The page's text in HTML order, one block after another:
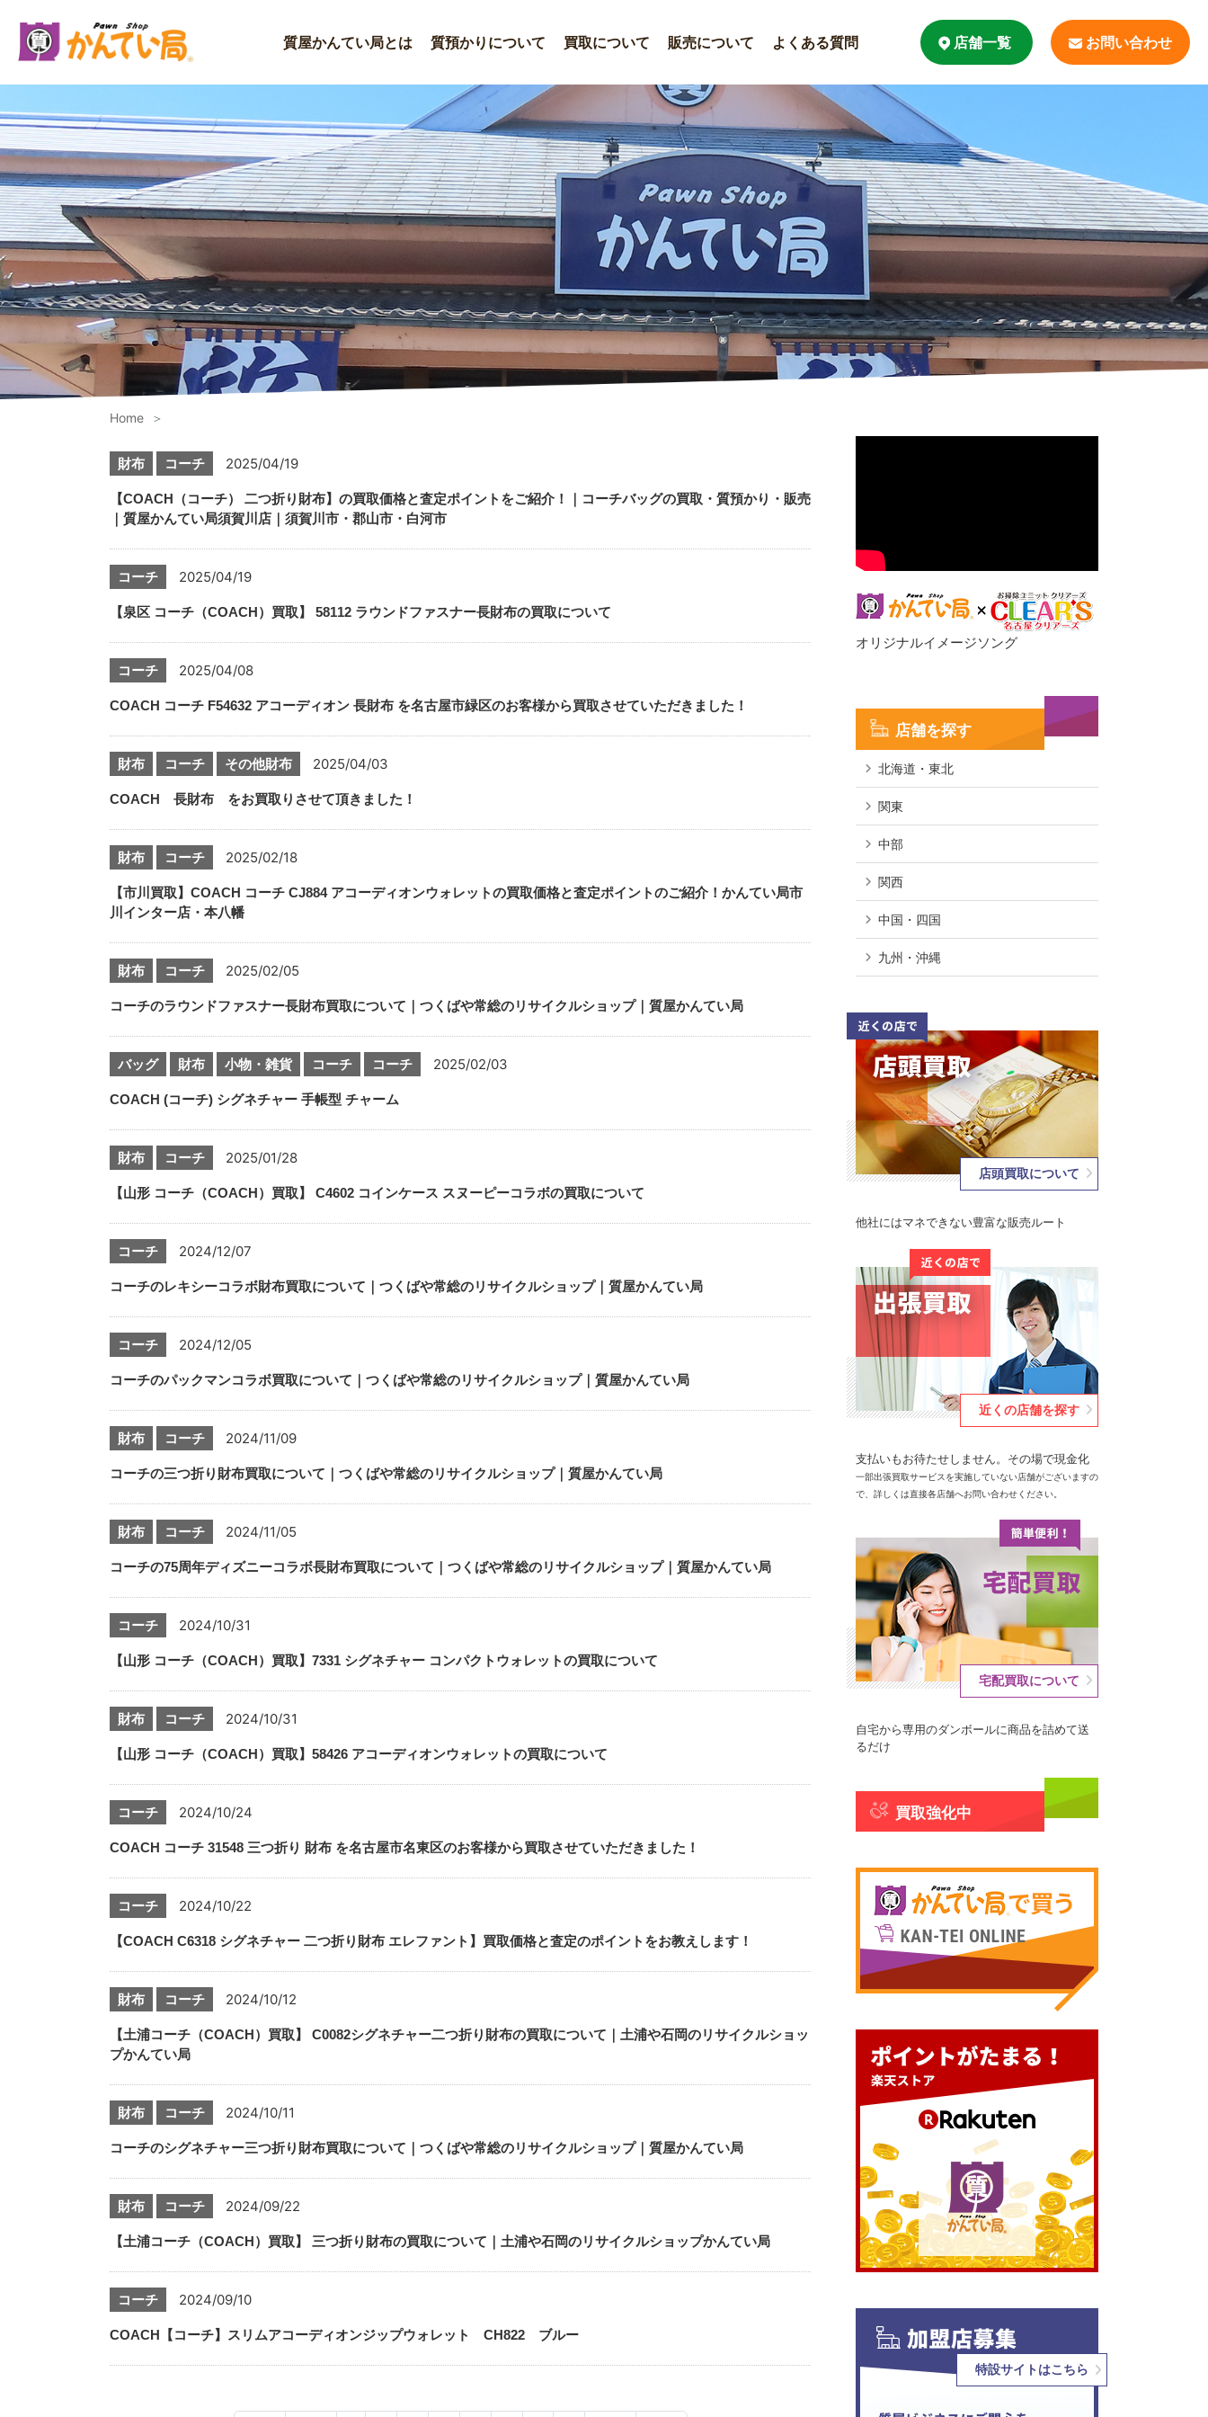
プ
質屋かんてい局とは 質預かりについて 買取について 販売について よくある質問 店舗一覧 お問い合わせ
Home
財布 コーチ 2025/04/19
【COACH（コーチ） 二つ折り財布】の買取価格と査定ポイントをご紹介！｜コーチバッグの買取・質預かり・販売
｜質屋かんてい局須賀川店｜須賀川市・郡山市・白河市
コーチ 2025/04/19
【泉区 コーチ（COACH）買取】 58112 ラウンドファスナー長財布の買取について
コーチ 2025/04/08
COACH コーチ F54632 アコーディオン 長財布 を名古屋市緑区のお客様から買取させていただきました！
財布 コーチ その他財布 2025/04/03
COACH 長財布 をお買取りさせて頂きました！
財布 コーチ 2025/02/18
【市川買取】COACH コーチ CJ884 アコーディオンウォレットの買取価格と査定ポイントのご紹介！かんてい局市
川インター店・本八幡
財布 コーチ 2025/02/05
コーチのラウンドファスナー長財布買取について｜つくばや常総のリサイクルショップ｜質屋かんてい局
バッグ 財布 小物・雑貨 コーチ コーチ 2025/02/03
COACH (コーチ) シグネチャー 手帳型 チャーム
財布 コーチ 2025/01/28
【山形 コーチ（COACH）買取】 C4602 コインケース スヌーピーコラボの買取について
コーチ 2024/12/07
コーチのレキシーコラボ財布買取について｜つくばや常総のリサイクルショップ｜質屋かんてい局
コーチ 2024/12/05
コーチのパックマンコラボ買取について｜つくばや常総のリサイクルショップ｜質屋かんてい局
財布 コーチ 2024/11/09
コーチの三つ折り財布買取について｜つくばや常総のリサイクルショップ｜質屋かんてい局
財布 コーチ 2024/11/05
コーチの75周年ディズニーコラボ長財布買取について｜つくばや常総のリサイクルショップ｜質屋かんてい局
コーチ 2024/10/31
【山形 コーチ（COACH）買取】7331 シグネチャー コンパクトウォレットの買取について
財布 コーチ 2024/10/31
【山形 コーチ（COACH）買取】58426 アコーディオンウォレットの買取について
コーチ 2024/10/24
COACH コーチ 31548 三つ折り 財布 を名古屋市名東区のお客様から買取させていただきました！
コーチ 2024/10/22
【COACH C6318 シグネチャー 二つ折り財布 エレファント】買取価格と査定のポイントをお教えします！
財布 コーチ 2024/10/12
【土浦コーチ（COACH）買取】 C0082シグネチャー二つ折り財布の買取について｜土浦や石岡のリサイクルショッ
プかんてい局
財布 コーチ 2024/10/11
コーチのシグネチャー三つ折り財布買取について｜つくばや常総のリサイクルショップ｜質屋かんてい局
財布 コーチ 2024/09/22
【土浦コーチ（COACH）買取】 三つ折り財布の買取について｜土浦や石岡のリサイクルショップかんてい局
コーチ 2024/09/10
COACH【コーチ】スリムアコーディオンジップウォレット CH822 ブルー
オリジナルイメージソング
店舗を探す
北海道・東北
関東
中部
関西
中国・四国
九州・沖縄
店頭買取について
他社にはマネできない豊富な販売ルート
近くの店舗を探す
支払いもお待たせしません。その場で現金化
一部出張買取サービスを実施していない店舗がございますの
で、詳しくは直接各店舗へお問い合わせください。
宅配買取について
自宅から専用のダンボールに商品を詰めて送
るだけ
買取強化中
特設サイトはこちら